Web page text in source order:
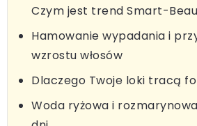
Czym jest trend Smart-
Hamowanie wypadania i
wzrostu włosów
Dlaczego Twoje loki tracą
Woda ryżowa i